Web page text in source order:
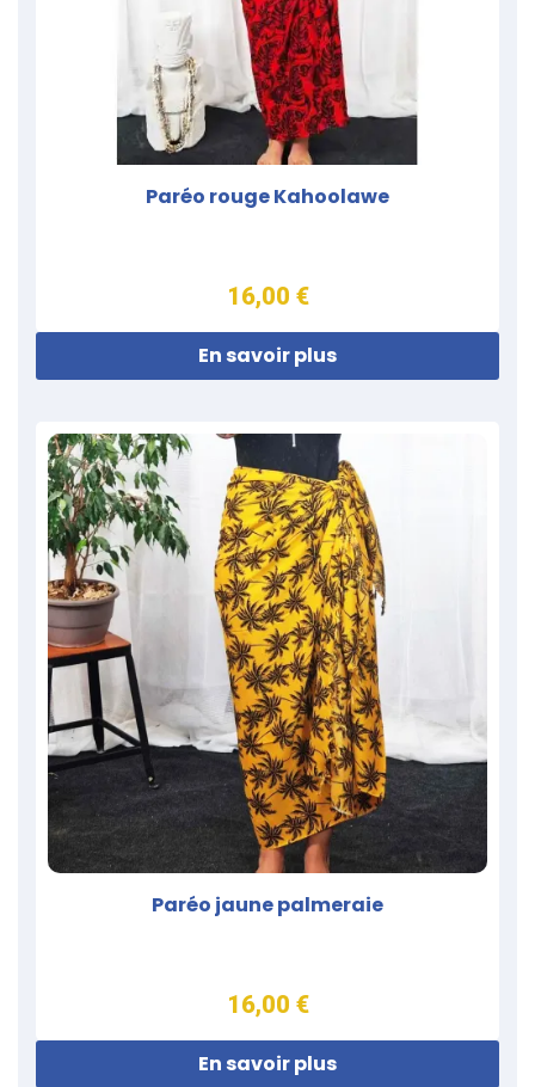
Paréo rouge Kahoolawe
16,00 €
En savoir plus
Paréo jaune palmeraie
16,00 €
En savoir plus